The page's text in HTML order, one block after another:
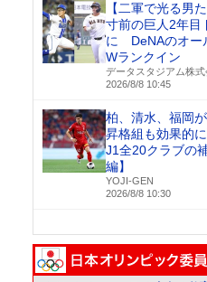
【二軍で光る男
寸前の巨人2年目
に DeNAのオー
Wランクイン
データスタジアム株式
2026/8/8 10:45
柏、清水、福岡
昇格組も効果的
J1全20クラブの
編】
YOJI-GEN
2026/8/8 10:30